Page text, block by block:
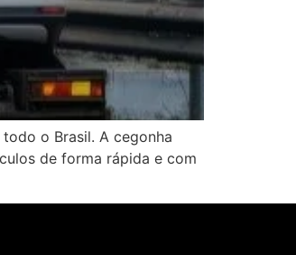
o Brasil. A cegonha
de forma rápida e com